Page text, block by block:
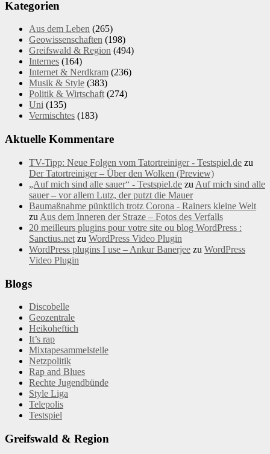
Kategorien
Aus dem Leben (265)
Geowissenschaften (198)
Greifswald & Region (494)
Internes (164)
Internet & Nerdkram (236)
Musik & Style (383)
Politik & Wirtschaft (274)
Uni (135)
Vermischtes (183)
Aktuelle Kommentare
TV-Tipp: Neue Folgen vom Tatortreiniger - Testspiel.de zu
Der Tatortreiniger – Über den Wolken (Preview)
„Auf mich sind alle sauer“ - Testspiel.de zu Auf mich sind alle
sauer – vor allem Lutz, der putzt die Mauer
Baumaßnahme pünktlich trotz Corona - Rainers kleine Welt
zu Aus dem Inneren der Straze – Fotos des Verfalls
20 meilleurs plugins pour votre site ou blog WordPress :
Sanctius.net zu WordPress Video Plugin
WordPress plugins I use – Ankur Banerjee zu WordPress
Video Plugin
Blogs
Discobelle
Geozentrale
Heikoheftich
It’s rap
Mixtapesammelstelle
Netzpolitik
Rap and Blues
Rechte Jugendbünde
Style Liga
Telepolis
Testspiel
Greifswald & Region